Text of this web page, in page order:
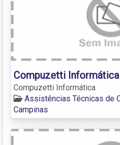
Compuzetti Informática
Compuzetti Informática
Assistências Técnicas de
Campinas